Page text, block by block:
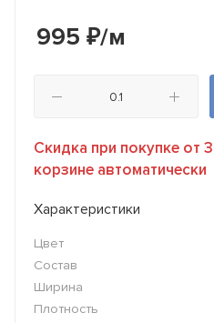
995 ₽/м
Скидка при покупке от
корзине автоматически
Характеристики
Цвет
Состав
Ширина
Плотность